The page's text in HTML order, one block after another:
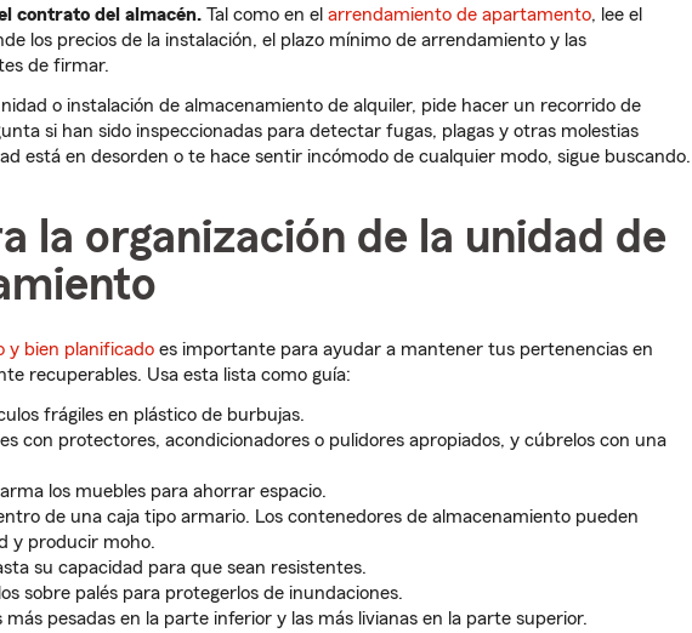
contrato del almacén. Tal como en el arrendamiento de apartamento, lee el
los precios de la instalación, el plazo mínimo de arrendamiento y las
de firmar.
o instalación de almacenamiento de alquiler, pide hacer un recorrido de
si han sido inspeccionadas para detectar fugas, plagas y otras molestias
está en desorden o te hace sentir incómodo de cualquier modo, sigue buscando.
la organización de la unidad de
y bien planificado es importante para ayudar a mantener tus pertenencias en
recuperables. Usa esta lista como guía:
frágiles en plástico de burbujas.
con protectores, acondicionadores o pulidores apropiados, y cúbrelos con una
los muebles para ahorrar espacio.
de una caja tipo armario. Los contenedores de almacenamiento pueden
y producir moho.
su capacidad para que sean resistentes.
sobre palés para protegerlos de inundaciones.
más pesadas en la parte inferior y las más livianas en la parte superior.